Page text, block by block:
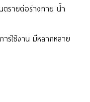
ตรายต่อร่างกาย น้ำ
รใช้งาน มีหลากหลาย